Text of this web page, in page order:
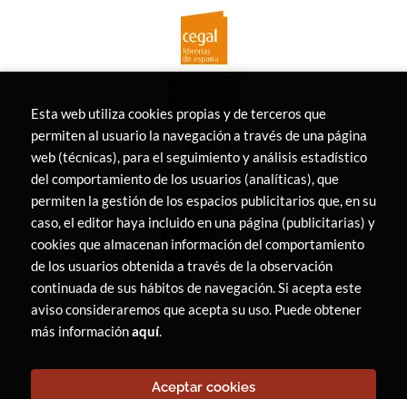
LIBRERÍA CANAIMA. Todos los Derechos Reservados
Esta web utiliza cookies propias y de terceros que
permiten al usuario la navegación a través de una página
web (técnicas), para el seguimiento y análisis estadístico
del comportamiento de los usuarios (analíticas), que
permiten la gestión de los espacios publicitarios que, en su
caso, el editor haya incluido en una página (publicitarias) y
cookies que almacenan información del comportamiento
de los usuarios obtenida a través de la observación
continuada de sus hábitos de navegación. Si acepta este
aviso consideraremos que acepta su uso. Puede obtener
más informaciónaquí.
Aceptar cookies